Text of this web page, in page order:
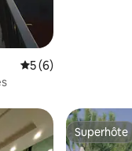
Évaluation moyenne
5 (6)
Superhôte
Superhôte